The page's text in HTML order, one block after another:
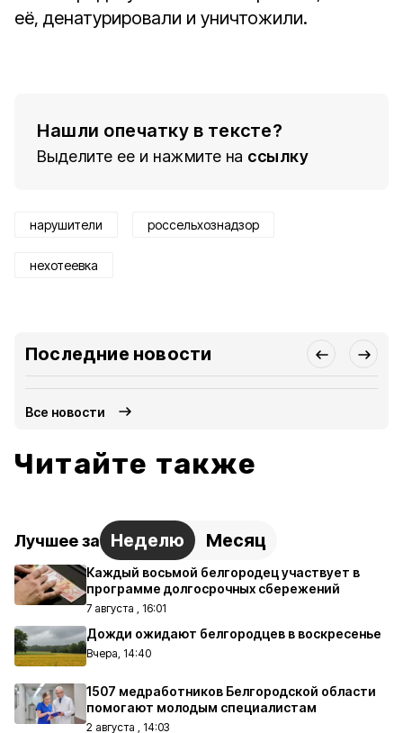
её, денатурировали и уничтожили.
Нашли опечатку в тексте?
Выделите ее и нажмите на ссылку
нарушители россельхознадзор
нехотеевка
Последние новости
Все новости
Читайте также
Лучшее за Неделю Месяц
Каждый восьмой белгородец участвует в
программе долгосрочных сбережений
7 августа , 16:01
Дожди ожидают белгородцев в воскресенье
Вчера, 14:40
1507 медработников Белгородской области
помогают молодым специалистам
2 августа , 14:03